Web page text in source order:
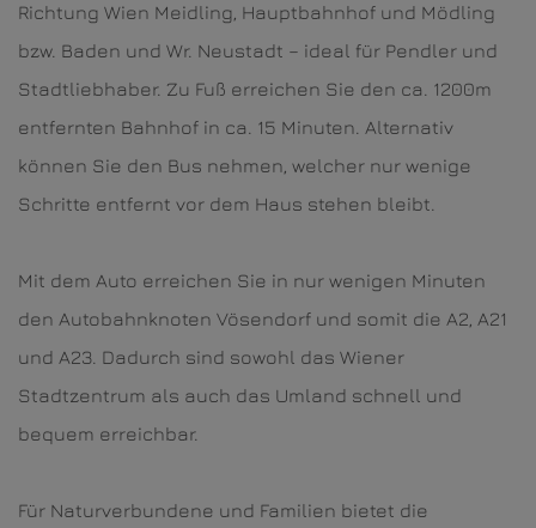
Richtung Wien Meidling, Hauptbahnhof und Mödling
bzw. Baden und Wr. Neustadt – ideal für Pendler und
Stadtliebhaber. Zu Fuß erreichen Sie den ca. 1200m
entfernten Bahnhof in ca. 15 Minuten. Alternativ
können Sie den Bus nehmen, welcher nur wenige
Schritte entfernt vor dem Haus stehen bleibt.
Mit dem Auto erreichen Sie in nur wenigen Minuten
den Autobahnknoten Vösendorf und somit die A2, A21
und A23. Dadurch sind sowohl das Wiener
Stadtzentrum als auch das Umland schnell und
bequem erreichbar.
Für Naturverbundene und Familien bietet die